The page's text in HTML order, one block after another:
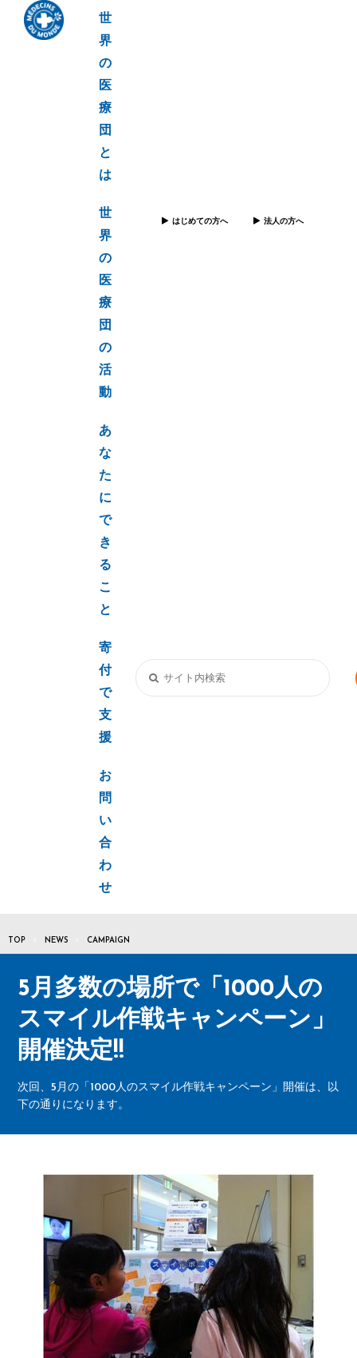
世
界
の
医
療
団
と
は
世
界
の
医
療
団
の
活
動
あ
な
た
に
で
き
る
こ
と
寄
付
で
支
援
お
問
い
合
わ
せ
はじめての方へ 法人の方へ
TOP NEWS CAMPAIGN
5月多数の場所で「1000人の
スマイル作戦キャンペーン」
開催決定!!
次回、5月の「1000人のスマイル作戦キャンペーン」開催は、以
下の通りになります。